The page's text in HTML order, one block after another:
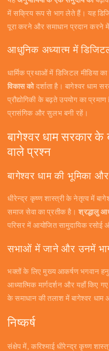
में सक्रिय रूप से भाग लेते हैं। यह
पूरा करने और समाधान प्रदान करने में
आधुनिक अध्यात्म में
धार्मिक प्रथाओं में डिजिटल मीडिया
विकास को दर्शाता है। बागेश्वर धाम
प्रौद्योगिकी के बढ़ते उपयोग का
प्रासंगिक और सुलभ बनी रहें।
बागेश्वर धाम सरकार
वाले प्रश्न
बागेश्वर धाम की भूमिका
धीरेन्द्र कृष्ण शास्त्री के नेतृत्व में
समाज सेवा का प्रतीक है।श्रद्धालु
परिसर में आयोजित सामुदायिक रसोई
सभाओं में जाने और उनमें
भक्तों के लिए मुख्य आकर्षण भगवान
आध्यात्मिक मार्गदर्शन और यहाँ किए
के समाधान की तलाश में बागेश्वर धाम
निष्कर्ष
संक्षेप में, करिश्माई धीरेन्द्र कृष्ण